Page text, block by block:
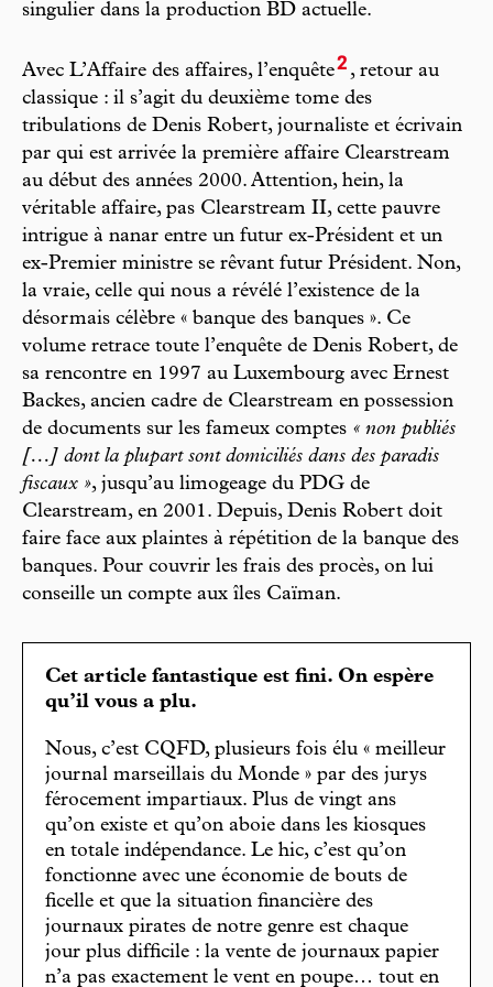
singulier dans la production BD actuelle.
Avec L’Affaire des affaires, l’enquête2 , retour au
classique : il s’agit du deuxième tome des
tribulations de Denis Robert, journaliste et écrivain
par qui est arrivée la première affaire Clearstream
au début des années 2000. Attention, hein, la
véritable affaire, pas Clearstream II, cette pauvre
intrigue à nanar entre un futur ex-Président et un
ex-Premier ministre se rêvant futur Président. Non,
la vraie, celle qui nous a révélé l’existence de la
désormais célèbre « banque des banques ». Ce
volume retrace toute l’enquête de Denis Robert, de
sa rencontre en 1997 au Luxembourg avec Ernest
Backes, ancien cadre de Clearstream en possession
de documents sur les fameux comptes « non publiés
[…] dont la plupart sont domiciliés dans des paradis
fiscaux », jusqu’au limogeage du PDG de
Clearstream, en 2001. Depuis, Denis Robert doit
faire face aux plaintes à répétition de la banque des
banques. Pour couvrir les frais des procès, on lui
conseille un compte aux îles Caïman.
Cet article fantastique est fini. On espère
qu’il vous a plu.
Nous, c’est CQFD, plusieurs fois élu « meilleur
journal marseillais du Monde » par des jurys
férocement impartiaux. Plus de vingt ans
qu’on existe et qu’on aboie dans les kiosques
en totale indépendance. Le hic, c’est qu’on
fonctionne avec une économie de bouts de
ficelle et que la situation financière des
journaux pirates de notre genre est chaque
jour plus difficile : la vente de journaux papier
n’a pas exactement le vent en poupe… tout en